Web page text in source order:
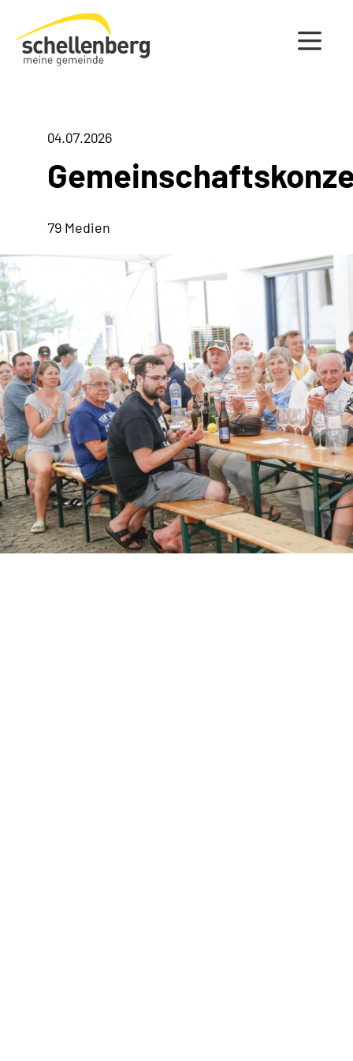
Gemeinde Schellenberg Startseite
04.07.2026
79 Medien